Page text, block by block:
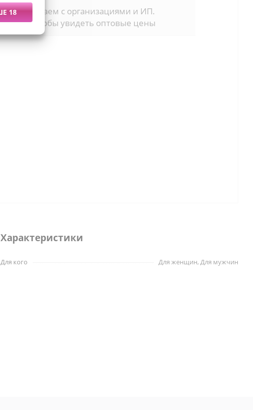
Мы работаем с организациями и ИП.
Войти, чтобы увидеть оптовые цены
Характеристики
Для кого Для женщин, Для мужчин